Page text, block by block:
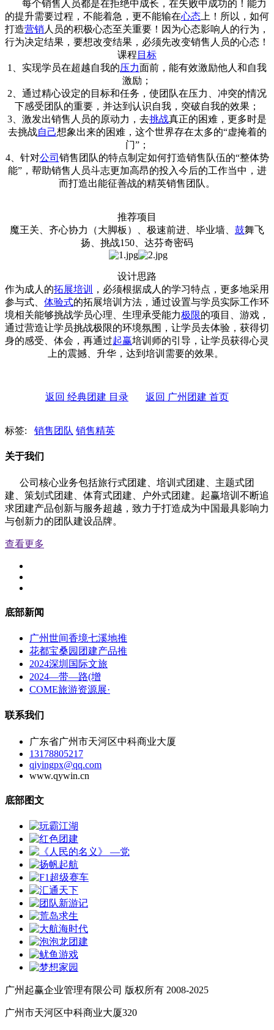
每个销售人员都是在拒绝中成长，在失败中成功的！能力
的提升需要过程，不能着急，更不能输在心态 上！所以，如何
打造营销 人员的积极心态至关重要！因为心态影响人的行为，
行为决定结果，要想改变结果，必须先改变销售人员的心态！
课程 目标
1、实现学员在超越自我的压力面前，能有效激励他人和自我
激励；
2、通过精心设定的目标和任务，使团队在压力、冲突的情况
下感受团队的重要，并达到认识自我，突破自我的效果；
3、激发出销售人员的原动力，去挑战真正的困难，更多时是
去挑战自己想象出来的困难，这个世界存在太多的“虚掩着的
门”；
4、针对公司 销售团队的特点制定如何打造销售队伍的“整体势
能”，帮助销售人员斗志更加高昂的投入今后的工作当中，进
而打造出能征善战的精英销售团队。
推荐项目
魔王关、齐心协力（大脚板）、极速前进、毕业墙、 鼓舞飞
扬、挑战150、达芬奇密码
设计思路
作为成人的拓展培训
，必须根据成人的学习特点，更多地采用
参与式、 体验式的拓展培训方法，通过设置与学员实际工作环
境相关能够挑战学员心理、生理承受能力极限的项目、游戏，
通过营造让学员挑战极限的环境氛围，让学员去体验，获得切
身的感受、体会，再通过起赢培训师的引导，让学员获得心灵
上的震撼、升华，达到培训需要的效果。
返回 经典团建 目录 返回 广州团建 首页
标签: 销售团队 销售精英
关于我们
公司核心业务包括旅行式团建、培训式团建、主题式团
建、策划式团建、体育式团建、户外式团建。起赢培训不断追
求团建产品创新与服务超越，致力于打造成为中国最具影响力
与创新力的团队建设品牌。
查看更多
底部新闻
广州世间香境七溪地推
花都宝桑园团建产品推
2024深圳国际文旅
2024—带—路(增
COME旅游资源展·
联系我们
广东省广州市天河区中科商业大厦
13178805217
qiyingpx@qq.com
www.qywin.cn
底部图文
广州起赢企业管理有限公司 版权所有 2008-2025
广州市天河区中科商业大厦320